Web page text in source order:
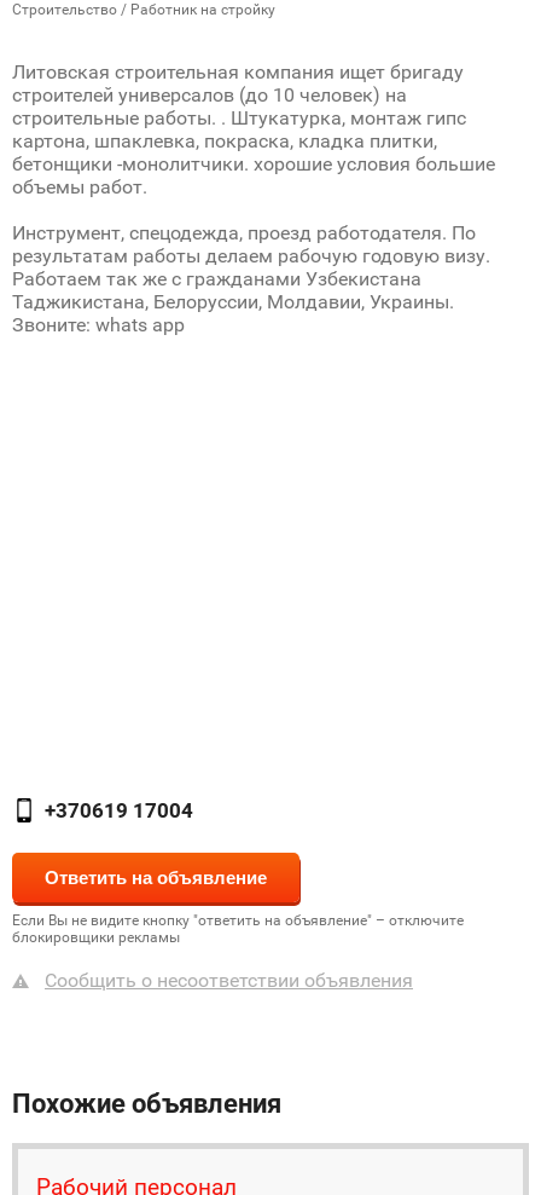
Строительство / Работник на стройку
Литовская строительная компания ищет бригаду
строителей универсалов (до 10 человек) на
строительные работы. . Штукатyрка, монтаж гипс
картона, шпаклевка, покраскa, кладка плитки,
бетонщики -монолитчики. хорошие условия большие
объемы работ.
Инструмент, спецодежда, проезд работодателя. По
результатам работы делаем рабочую годовую визу.
Работаем так же с гражданами Узбекистана
Таджикистана, Белоруссии, Молдавии, Украины.
Звоните: whats app
+370619 17004
Если Вы не видите кнопку "ответить на объявление" – отключите
блокировщики рекламы
Сообщить о несоответствии объявления
Похожие объявления
Рабочий персонал